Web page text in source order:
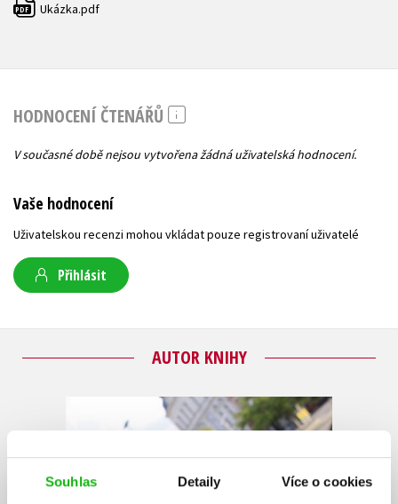
Souhlas Detaily Více o cookies
PDF Ukázka.pdf
HODNOCENÍ ČTENÁŘŮ
V současné době nejsou vytvořena žádná uživatelská hodnocení.
Vaše hodnocení
Uživatelskou recenzi mohou vkládat pouze registrovaní uživatelé
Přihlásit
AUTOR KNIHY